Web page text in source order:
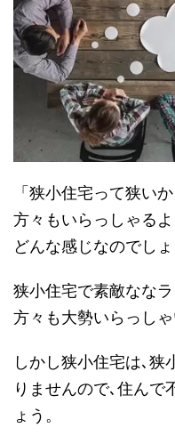
「狭小住宅って狭い
方々もいらっしゃる
どんな感じなのでしょ
狭小住宅で素敵なな
方々も大勢いらっしゃ
しかし狭小住宅は､狭
りませんので､住んで
ょう。